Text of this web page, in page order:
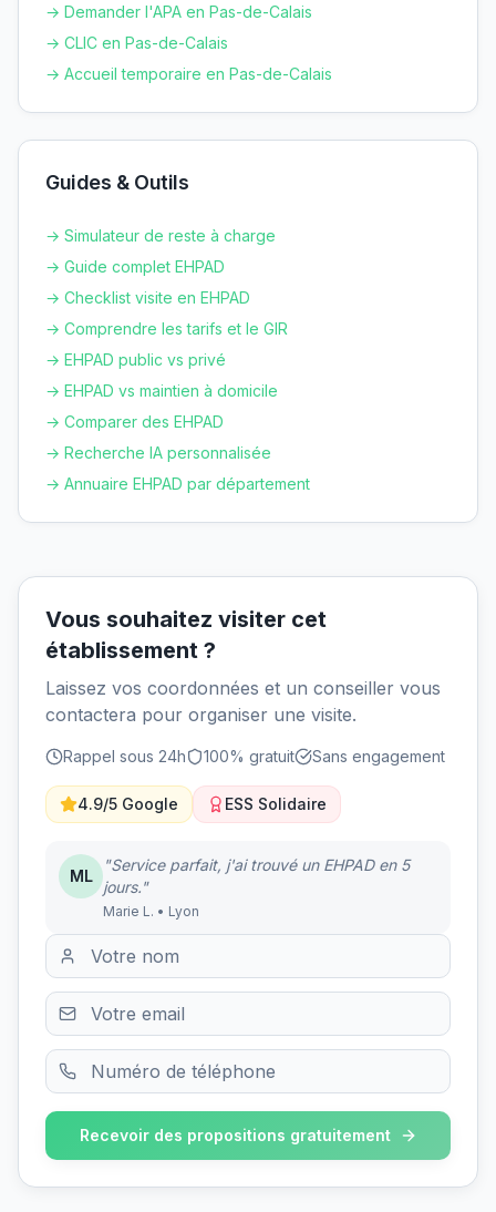
→ Demander l'APA en Pas-de-Calais
→ CLIC en Pas-de-Calais
→ Accueil temporaire en Pas-de-Calais
Guides & Outils
→ Simulateur de reste à charge
→ Guide complet EHPAD
→ Checklist visite en EHPAD
→ Comprendre les tarifs et le GIR
→ EHPAD public vs privé
→ EHPAD vs maintien à domicile
→ Comparer des EHPAD
→ Recherche IA personnalisée
→ Annuaire EHPAD par département
Vous souhaitez visiter cet
établissement ?
Laissez vos coordonnées et un conseiller vous
contactera pour organiser une visite.
Rappel sous 24h 100% gratuit Sans engagement
4.9/5 Google ESS Solidaire
ML
"Service parfait, j'ai trouvé un EHPAD en 5
jours."
Marie L. • Lyon
Recevoir des propositions gratuitement